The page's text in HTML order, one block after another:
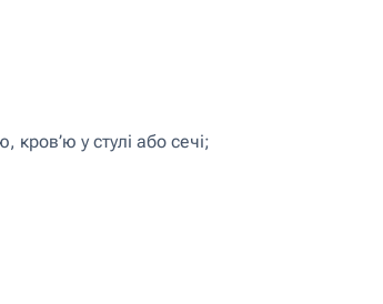
у стулі або сечі;